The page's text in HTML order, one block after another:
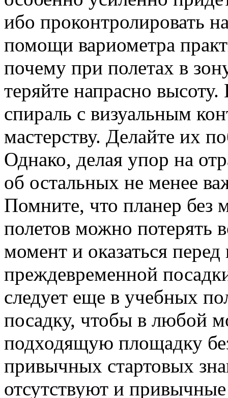
ибо проконтролировать
помощи вариометра
почему при полетах в
теряйте напрасно
спираль с визуальным
мастерству. Делайте их
Однако, делая упор на
об остальных не менее
Помните, что планер без
полетов можно потерять
момент и оказаться
преждевременной
следует еще в учебных
посадку, чтобы в любой
подходящую площадку
привычных стартовых
отсутствуют и